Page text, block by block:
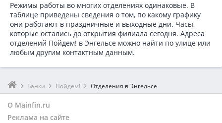
Режимы работы во многих отделениях одинаковые. В
таблице приведены сведения о том, по какому графику
они работают в праздничные и выходные дни. Часы,
которые остались до открытия филиала сегодня. Адреса
отделений Пойдем! в Энгельсе можно найти по улице или
любым другим контактным данным.
Банки Пойдем! Отделения в Энгельсе
О Mainfin.ru
Реклама на сайте